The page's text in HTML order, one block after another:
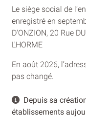
Le siège social de
enregistré en
D'ONZION, 20 Rue
L'HORME
En août 2026,
pas changé.
Depuis sa
établissements